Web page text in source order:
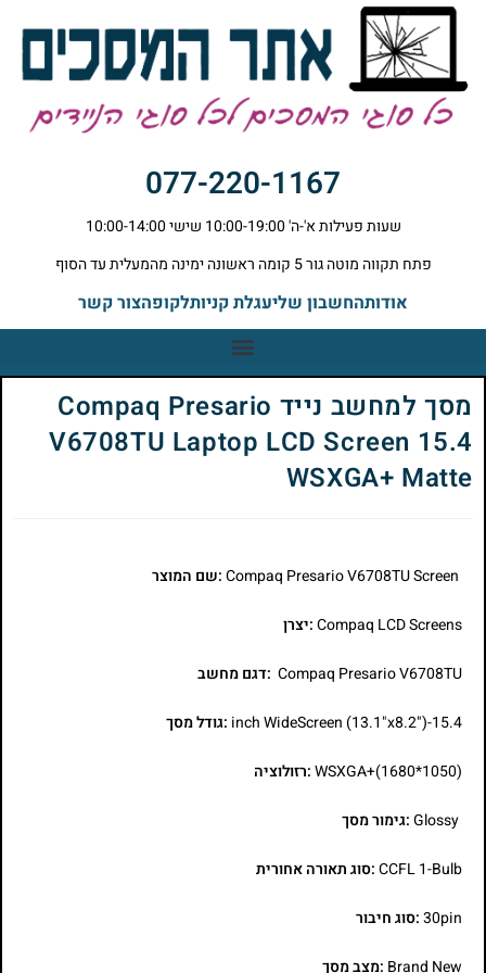
077-220-1167
שעות פעילות א'-ה' 10:00-19:00 שישי 10:00-14:00
פתח תקווה מוטה גור 5 קומה ראשונה ימינה מהמעלית עד הסוף
אודותהחשבון שליעגלת קניותלקופהצור קשר
מסך למחשב נייד Compaq Presario
V6708TU Laptop LCD Screen 15.4
WSXGA+ Matte
:שם המוצר
Compaq LCD Screens:יצרן
Compaq Presario V6708TU :דגם מחשב
15.4-inch WideScreen (13.1"x8.2") :גודל מסך
WSXGA+(1680*1050):רזולוציה
Glossy:גימור מסך
CCFL 1-Bulb:סוג תאורה אחורית
30pin:סוג חיבור
Brand New :מצב מסך